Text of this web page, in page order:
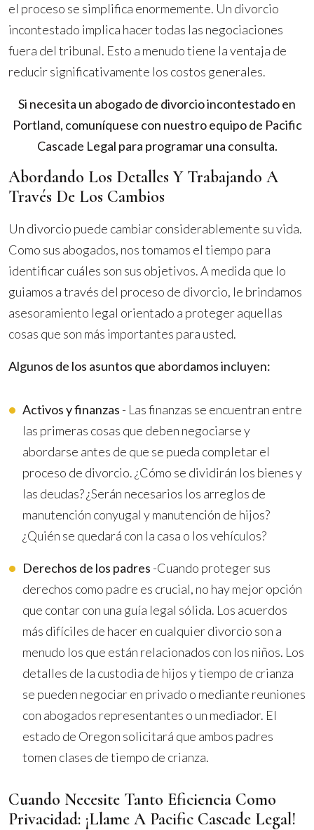
el proceso se simplifica enormemente. Un divorcio
incontestado implica hacer todas las negociaciones
fuera del tribunal. Esto a menudo tiene la ventaja de
reducir significativamente los costos generales.
Si necesita un abogado de divorcio incontestado en
Portland, comuníquese con nuestro equipo de Pacific
Cascade Legal para programar una consulta.
Abordando Los Detalles Y Trabajando A
Través De Los Cambios
Un divorcio puede cambiar considerablemente su vida.
Como sus abogados, nos tomamos el tiempo para
identificar cuáles son sus objetivos. A medida que lo
guiamos a través del proceso de divorcio, le brindamos
asesoramiento legal orientado a proteger aquellas
cosas que son más importantes para usted.
Algunos de los asuntos que abordamos incluyen:
Activos y finanzas - Las finanzas se encuentran entre
las primeras cosas que deben negociarse y
abordarse antes de que se pueda completar el
proceso de divorcio. ¿Cómo se dividirán los bienes y
las deudas? ¿Serán necesarios los arreglos de
manutención conyugal y manutención de hijos?
¿Quién se quedará con la casa o los vehículos?
Derechos de los padres -Cuando proteger sus
derechos como padre es crucial, no hay mejor opción
que contar con una guía legal sólida. Los acuerdos
más difíciles de hacer en cualquier divorcio son a
menudo los que están relacionados con los niños. Los
detalles de la custodia de hijos y tiempo de crianza
se pueden negociar en privado o mediante reuniones
con abogados representantes o un mediador. El
estado de Oregon solicitará que ambos padres
tomen clases de tiempo de crianza.
Cuando Necesite Tanto Eficiencia Como
Privacidad: ¡Llame A Pacific Cascade Legal!